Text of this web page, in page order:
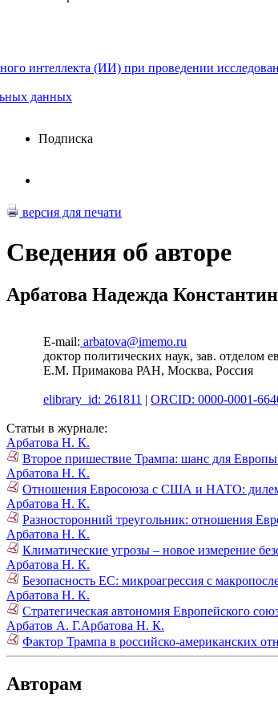
интеллекта (ИИ) при проведении
данных
Подписка
версия для печати
Сведения об авторе
Арбатова Надежда
E-mail: arbatova@imemo.ru
доктор политических наук, зав.
Е.М. Примакова РАН, Москва, Россия
elibrary_id: 261811 | ORCID: 0000-0001-
Статьи в журнале:
Арбатова Н. К.
Второе пришествие Трампа: шанс для
Арбатова Н. К.
Отношения Евросоюза с США и НАТО:
Арбатова Н. К.
Разносторонний треугольник: отношения
Арбатова Н. К.
Климатические угрозы – новое измерение
Арбатова Н. К.
Безопасность ЕС: микроагрессия с
Арбатова Н. К.
Стратегическая автономия Европейского
Арбатов А. Г.Арбатова Н. К.
Фактор Трампа в российско-американских
Авторам